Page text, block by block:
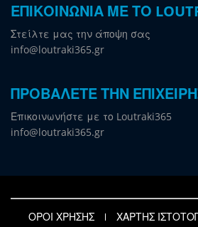
ΕΠΙΚΟΙΝΩΝΙΑ ΜΕ ΤΟ
Στείλτε μας την άποψη σας
info@loutraki365.gr
ΠΡΟΒΑΛΕΤΕ ΤΗΝ
Επικοινωνήστε με το Loutraki365
info@loutraki365.gr
ΟΡΟΙ ΧΡΗΣΗΣ
ΧΑΡΤΗΣ